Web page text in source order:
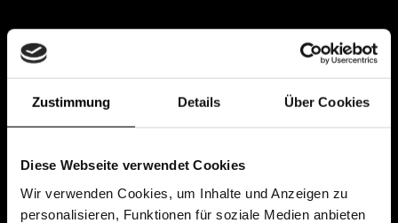
Zustimmung Details Über Cookies
Diese Webseite verwendet Cookies
Wir verwenden Cookies, um Inhalte und Anzeigen zu
personalisieren, Funktionen für soziale Medien anbieten
+49 (0)711 380 730 0